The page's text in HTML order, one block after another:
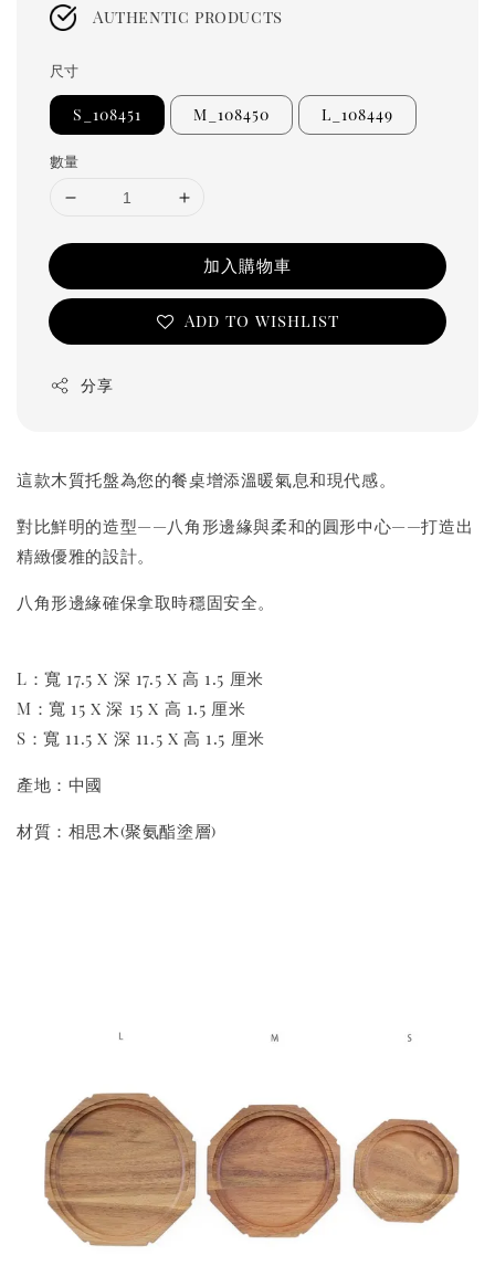
Authentic products
尺寸
S_108451 M_108450 L_108449
數量
加入購物車
Add to wishlist
分享
這款木質托盤為您的餐桌增添溫暖氣息和現代感。
對比鮮明的造型——八角形邊緣與柔和的圓形中心——打造出
精緻優雅的設計。
八角形邊緣確保拿取時穩固安全。
L：寬 17.5 x 深 17.5 x 高 1.5 厘米
M：寬 15 x 深 15 x 高 1.5 厘米
S：寬 11.5 x 深 11.5 x 高 1.5 厘米
產地：中國
材質：相思木(聚氨酯塗層)